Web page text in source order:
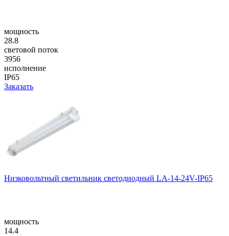
мощность
28.8
световой поток
3956
исполнение
IP65
Заказать
Низковольтный светильник светодиодный LA-14-24V-IP65
мощность
14.4